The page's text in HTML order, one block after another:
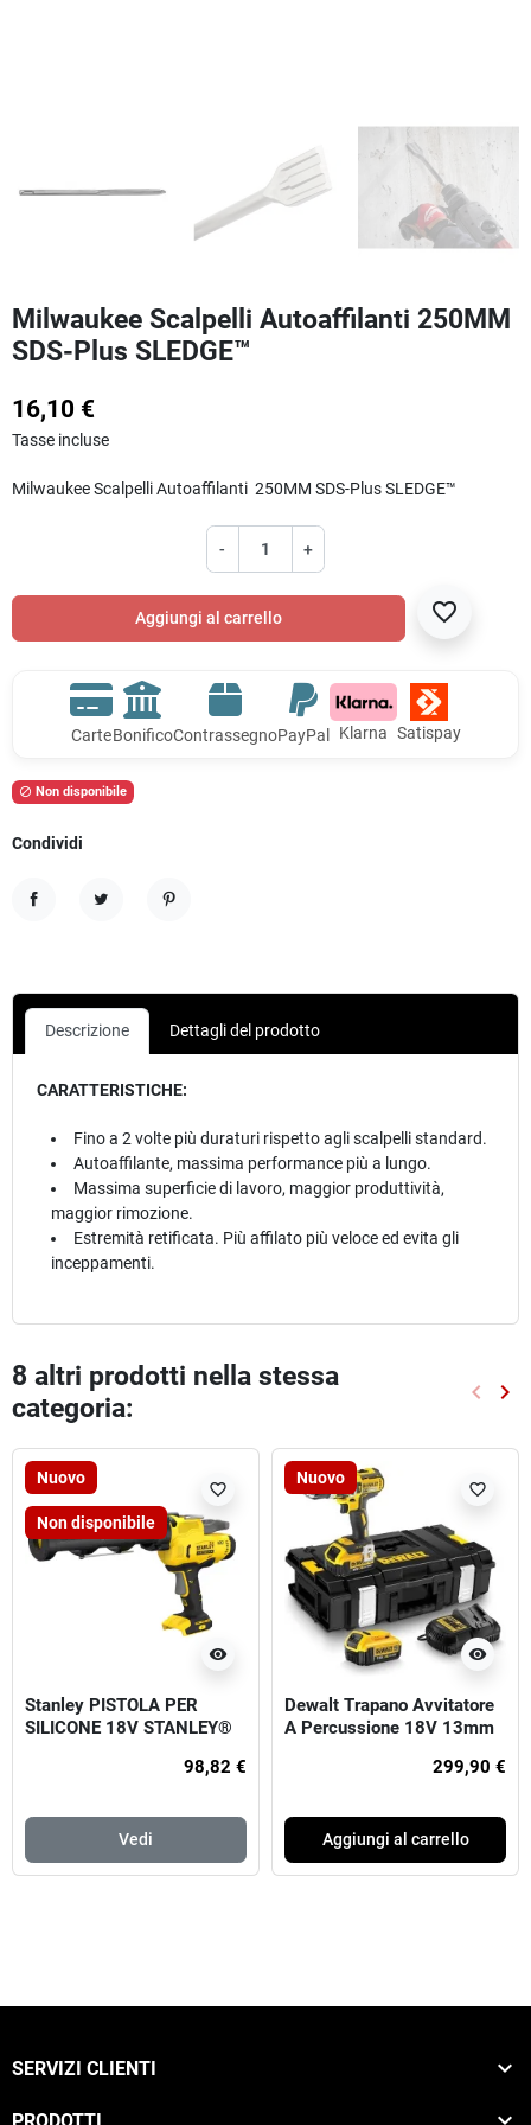
Milwaukee Scalpelli Autoaffilanti 250MM
SDS-Plus SLEDGE™
16,10 €
Tasse incluse
Milwaukee Scalpelli Autoaffilanti 250MM SDS-Plus SLEDGE™
- +
Aggiungi al carrello favorite_border
CarteBonificoContrassegnoPayPal Klarna Satispay
 Non disponibile
Condividi
Descrizione Dettagli del prodotto
CARATTERISTICHE:
Fino a 2 volte più duraturi rispetto agli scalpelli standard.
Autoaffilante, massima performance più a lungo.
Massima superficie di lavoro, maggior produttività,
maggior rimozione.
Estremità retificata. Più affilato più veloce ed evita gli
inceppamenti.
8 altri prodotti nella stessa
categoria:
keyboard_arrow_left keyboard_arrow_right
Nuovo
Non disponibile
visibility
favorite_border
Stanley PISTOLA PER
SILICONE 18V STANLEY®
98,82 €
Vedi
Nuovo
visibility
favorite_border
Dewalt Trapano Avvitatore
A Percussione 18V 13mm
299,90 €
Aggiungi al carrello
SERVIZI CLIENTI 